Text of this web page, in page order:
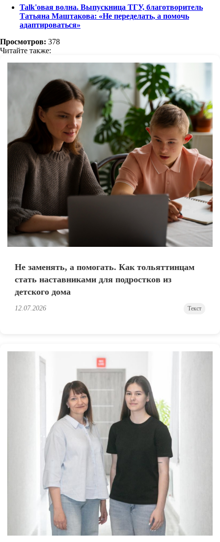
Talk'овая волна. Выпускница ТГУ, благотворитель
Татьяна Маштакова: «Не переделать, а помочь
адаптироваться»
Просмотров: 378
Читайте также:
Не заменять, а помогать. Как тольяттинцам
стать наставниками для подростков из
детского дома
12.07.2026 Текст